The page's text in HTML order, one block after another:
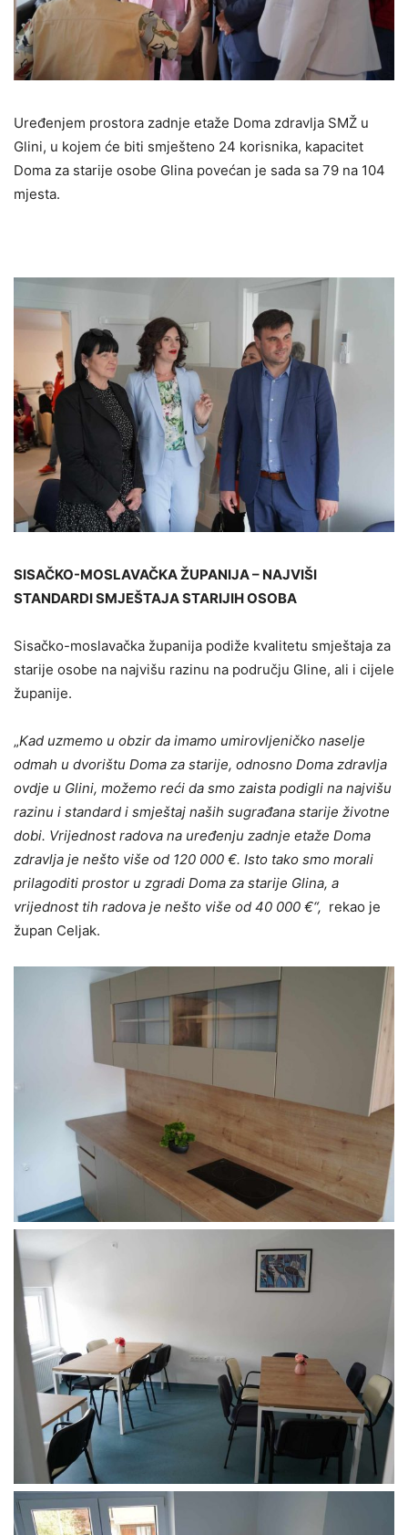
Uređenjem prostora zadnje etaže Doma zdravlja SMŽ u
Glini, u kojem će biti smješteno 24 korisnika, kapacitet
Doma za starije osobe Glina povećan je sada sa 79 na 104
mjesta.
SISAČKO-MOSLAVAČKA ŽUPANIJA – NAJVIŠI
STANDARDI SMJEŠTAJA STARIJIH OSOBA
Sisačko-moslavačka županija podiže kvalitetu smještaja za
starije osobe na najvišu razinu na području Gline, ali i cijele
županije.
„Kad uzmemo u obzir da imamo umirovljeničko naselje
odmah u dvorištu Doma za starije, odnosno Doma zdravlja
ovdje u Glini, možemo reći da smo zaista podigli na najvišu
razinu i standard i smještaj naših sugrađana starije životne
dobi. Vrijednost radova na uređenju zadnje etaže Doma
zdravlja je nešto više od 120 000 €. Isto tako smo morali
prilagoditi prostor u zgradi Doma za starije Glina, a
vrijednost tih radova je nešto više od 40 000 €“, rekao je
župan Celjak.